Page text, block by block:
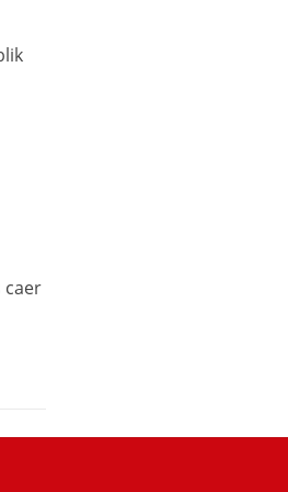
caer